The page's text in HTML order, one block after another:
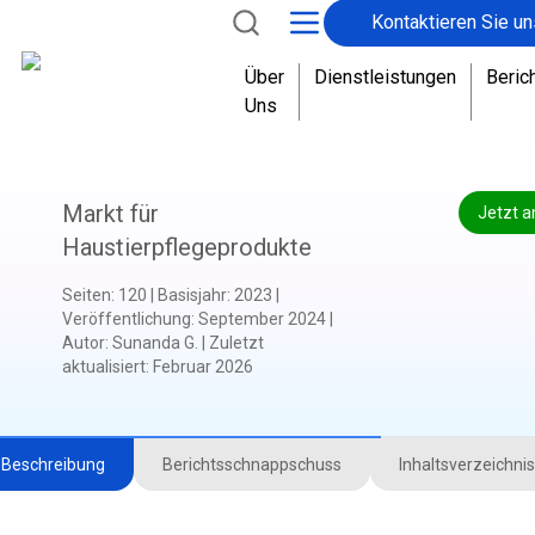
Kontaktieren Sie
Über
Uns
Dienstleistungen
Jetzt
Markt für
Haustierpflegeprodukte
Seiten: 120 Basisjahr: 2023
Veröffentlichung: September 2024|
Autor: Sunanda G.
Zuletzt
aktualisiert: Februar 2026
Beschreibung Berichtsschnappschuss Inhaltsverzeichnis